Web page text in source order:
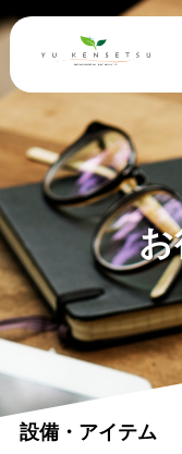
設備・アイテム